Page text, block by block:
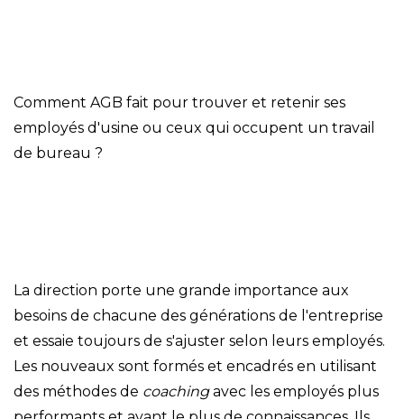
Comment AGB fait pour trouver et retenir ses
employés d'usine ou ceux qui occupent un travail
de bureau ?
La direction porte une grande importance aux
besoins de chacune des générations de l'entreprise
et essaie toujours de s'ajuster selon leurs employés.
Les nouveaux sont formés et encadrés en utilisant
des méthodes de coachingavec les employés plus